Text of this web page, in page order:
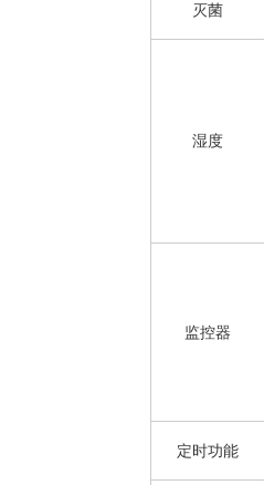
灭菌
湿度
监控器
定时功能